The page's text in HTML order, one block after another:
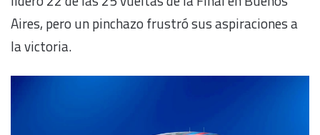
Aires, pero un pinchazo frustró sus aspiraciones a
la victoria.